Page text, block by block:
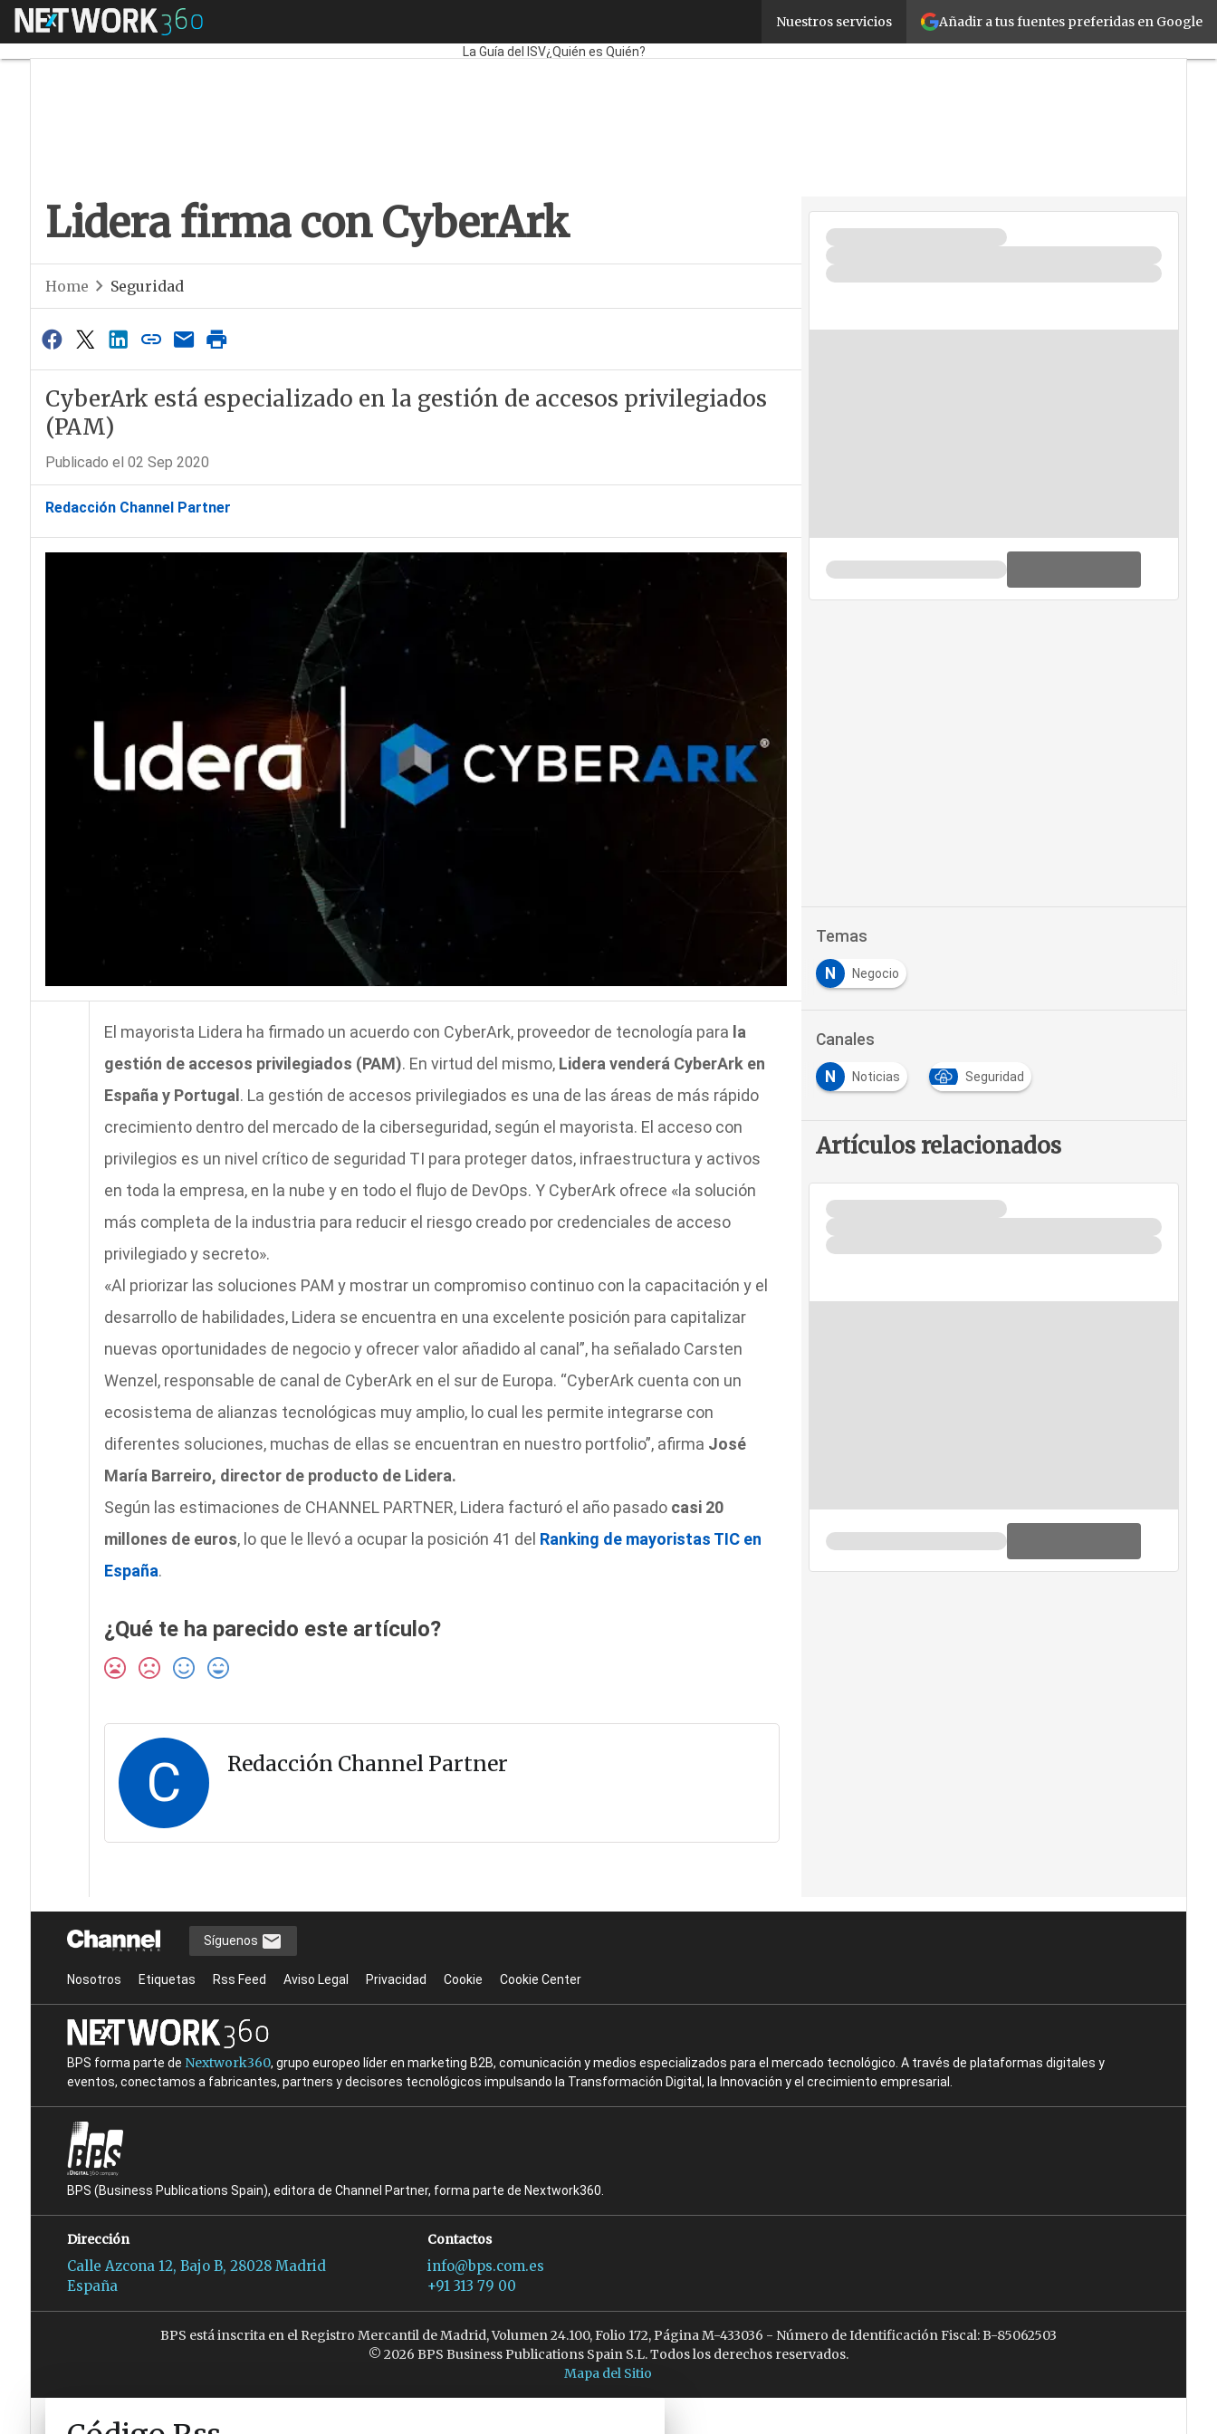
Añadir a tus fuentes preferidas en Google
Nuestros servicios
Menú CloudMovilidadNegocios Seguridad
La Guía del ISV¿Quién es Quién?
Lidera firma con CyberArk
Home Seguridad
CyberArk está especializado en la gestión de accesos privilegiados
(PAM)
Publicado el 02 Sep 2020
Redacción Channel Partner
El mayorista Lidera ha firmado un acuerdo con CyberArk, proveedor de tecnología para la
gestión de accesos privilegiados (PAM). En virtud del mismo, Lidera venderá CyberArk en
España y Portugal. La gestión de accesos privilegiados es una de las áreas de más rápido
crecimiento dentro del mercado de la ciberseguridad, según el mayorista. El acceso con
privilegios es un nivel crítico de seguridad TI para proteger datos, infraestructura y activos
en toda la empresa, en la nube y en todo el flujo de DevOps. Y CyberArk ofrece «la solución
más completa de la industria para reducir el riesgo creado por credenciales de acceso
privilegiado y secreto».
«Al priorizar las soluciones PAM y mostrar un compromiso continuo con la capacitación y el
desarrollo de habilidades, Lidera se encuentra en una excelente posición para capitalizar
nuevas oportunidades de negocio y ofrecer valor añadido al canal”, ha señalado Carsten
Wenzel, responsable de canal de CyberArk en el sur de Europa. “CyberArk cuenta con un
ecosistema de alianzas tecnológicas muy amplio, lo cual les permite integrarse con
diferentes soluciones, muchas de ellas se encuentran en nuestro portfolio”, afirma José
María Barreiro, director de producto de Lidera.
Según las estimaciones de CHANNEL PARTNER, Lidera facturó el año pasado casi 20
millones de euros, lo que le llevó a ocupar la posición 41 del Ranking de mayoristas TIC en
España.
¿Qué te ha parecido este artículo?
C Redacción Channel Partner
Temas
N Negocio
Canales
N Noticias Seguridad
Artículos relacionados
Síguenos
Nosotros Etiquetas Rss Feed Aviso Legal Privacidad Cookie Cookie Center
BPS forma parte de Nextwork360, grupo europeo líder en marketing B2B, comunicación y medios especializados para el mercado tecnológico. A través de plataformas digitales y
eventos, conectamos a fabricantes, partners y decisores tecnológicos impulsando la Transformación Digital, la Innovación y el crecimiento empresarial.
BPS (Business Publications Spain), editora de Channel Partner, forma parte de Nextwork360.
Dirección
Calle Azcona 12, Bajo B, 28028 Madrid
España
Contactos
info@bps.com.es
+91 313 79 00
BPS está inscrita en el Registro Mercantil de Madrid, Volumen 24.100, Folio 172, Página M-433036 - Número de Identificación Fiscal: B-85062503
© 2026 BPS Business Publications Spain S.L. Todos los derechos reservados.
Mapa del Sitio